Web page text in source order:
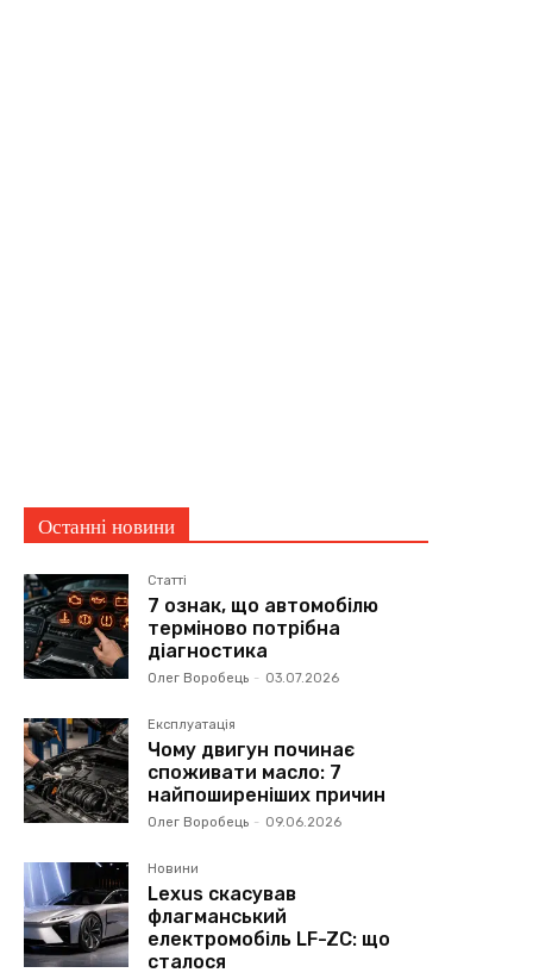
Останні новини
Статті
7 ознак, що автомобілю
терміново потрібна
діагностика
Олег Воробець - 03.07.2026
Експлуатація
Чому двигун починає
споживати масло: 7
найпоширеніших причин
Олег Воробець - 09.06.2026
Новини
Lexus скасував
флагманський
електромобіль LF-ZC: що
сталося